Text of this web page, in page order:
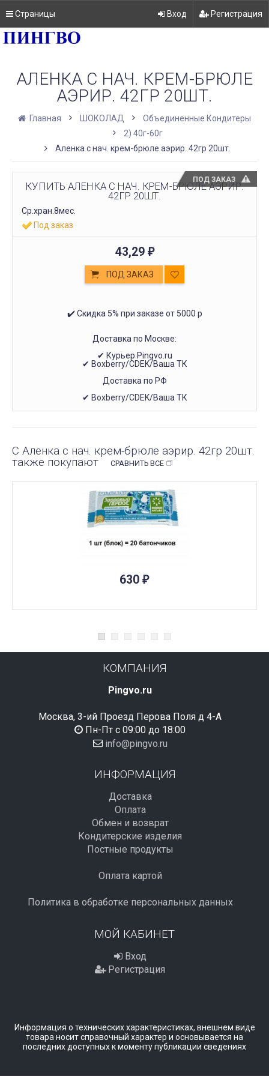
Страницы Вход Регистрация
АЛЕНКА С НАЧ. КРЕМ-БРЮЛЕ
АЭРИР. 42ГР 20ШТ.
Главная ШОКОЛАД
Объединенные Кондитеры
2) 40г-60г
Аленка с нач. крем-брюле аэрир. 42гр 20шт.
ПОД ЗАКАЗ
КУПИТЬ АЛЕНКА С НАЧ. КРЕМ-БРЮЛЕ АЭРИР.
42ГР 20ШТ.
Ср.хран.8мес.
Под заказ
43,29 ₽
ПОД ЗАКАЗ
✔️ Скидка 5% при заказе от 5000 р
Доставка по Москве:
✔ Курьер Pingvo.ru
✔ Boxberry/CDEK/Ваша ТК
Доставка по РФ
✔ Boxberry/CDEK/Ваша ТК
С Аленка с нач. крем-брюле аэрир. 42гр 20шт.
также покупают
СРАВНИТЬ ВСЕ
630 ₽
КОМПАНИЯ
Pingvo.ru
Москва, 3-ий Проезд Перова Поля д 4-А
Пн-Пт с 09:00 до 18:00
info@pingvo.ru
ИНФОРМАЦИЯ
Доставка
Оплата
Обмен и возврат
Кондитерские изделия
Постные продукты
Оплата картой
Политика в обработке персональных данных
МОЙ КАБИНЕТ
Вход
Регистрация
Информация о технических характеристиках, внешнем виде
товара носит справочный характер и основывается на
последних доступных к моменту публикации сведениях